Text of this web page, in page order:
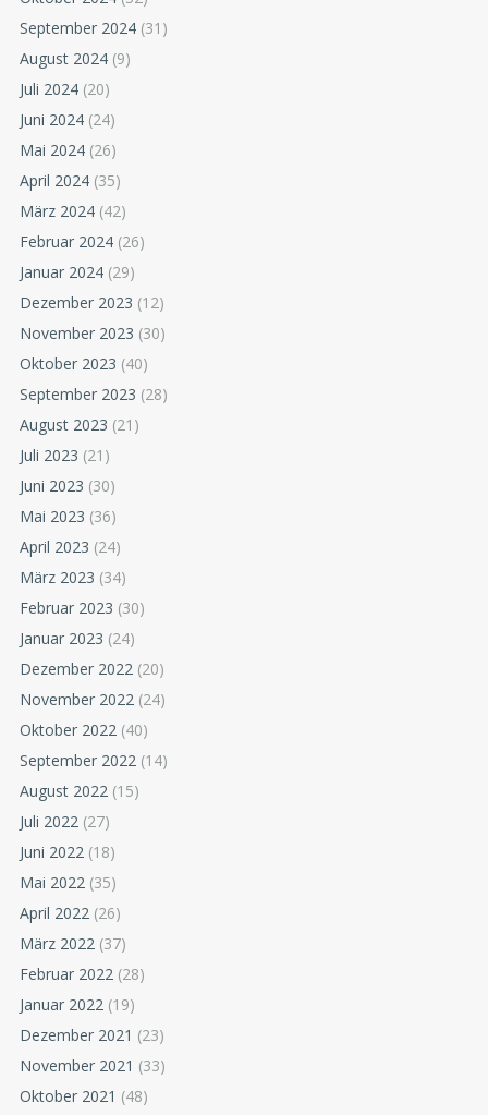
September 2024 (31)
August 2024 (9)
Juli 2024 (20)
Juni 2024 (24)
Mai 2024 (26)
April 2024 (35)
März 2024 (42)
Februar 2024 (26)
Januar 2024 (29)
Dezember 2023 (12)
November 2023 (30)
Oktober 2023 (40)
September 2023 (28)
August 2023 (21)
Juli 2023 (21)
Juni 2023 (30)
Mai 2023 (36)
April 2023 (24)
März 2023 (34)
Februar 2023 (30)
Januar 2023 (24)
Dezember 2022 (20)
November 2022 (24)
Oktober 2022 (40)
September 2022 (14)
August 2022 (15)
Juli 2022 (27)
Juni 2022 (18)
Mai 2022 (35)
April 2022 (26)
März 2022 (37)
Februar 2022 (28)
Januar 2022 (19)
Dezember 2021 (23)
November 2021 (33)
Oktober 2021 (48)